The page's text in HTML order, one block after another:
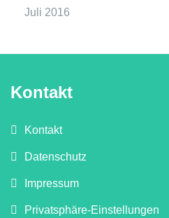
Juli 2016
Kontakt
Kontakt
Datenschutz
Impressum
Privatsphäre-Einstellungen